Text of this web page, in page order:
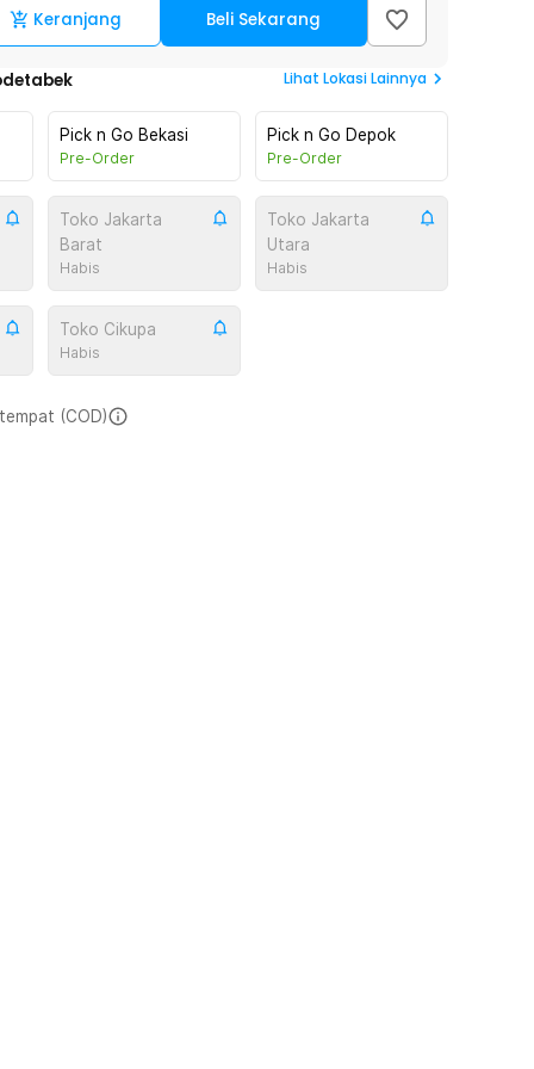
Keranjang Beli Sekarang
Lihat Lokasi Lainnya
Pick n Go Bekasi
Pre-Order
Pick n Go Depok
Pre-Order
Toko Jakarta
Barat
Habis
Toko Jakarta
Utara
Habis
Toko Cikupa
Habis
(COD)